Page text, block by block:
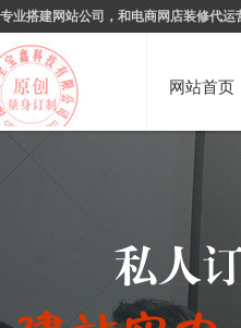
业搭建网站公司，和电商网店装修代运
网站首页